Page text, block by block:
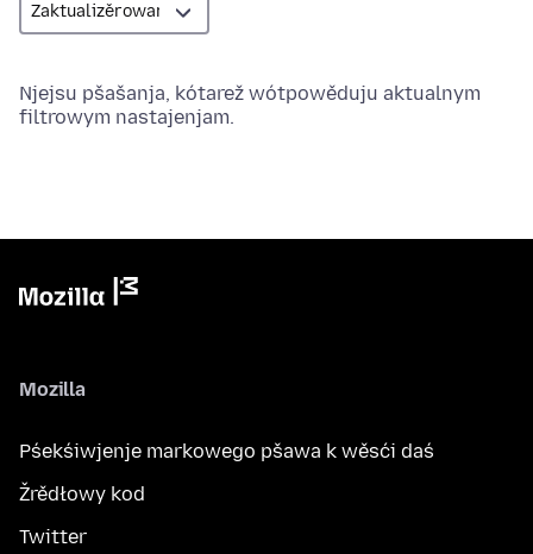
Njejsu pšašanja, kótarež wótpowěduju aktualnym
filtrowym nastajenjam.
Mozilla
Pśekśiwjenje markowego pšawa k wěsći daś
Žrědłowy kod
Twitter